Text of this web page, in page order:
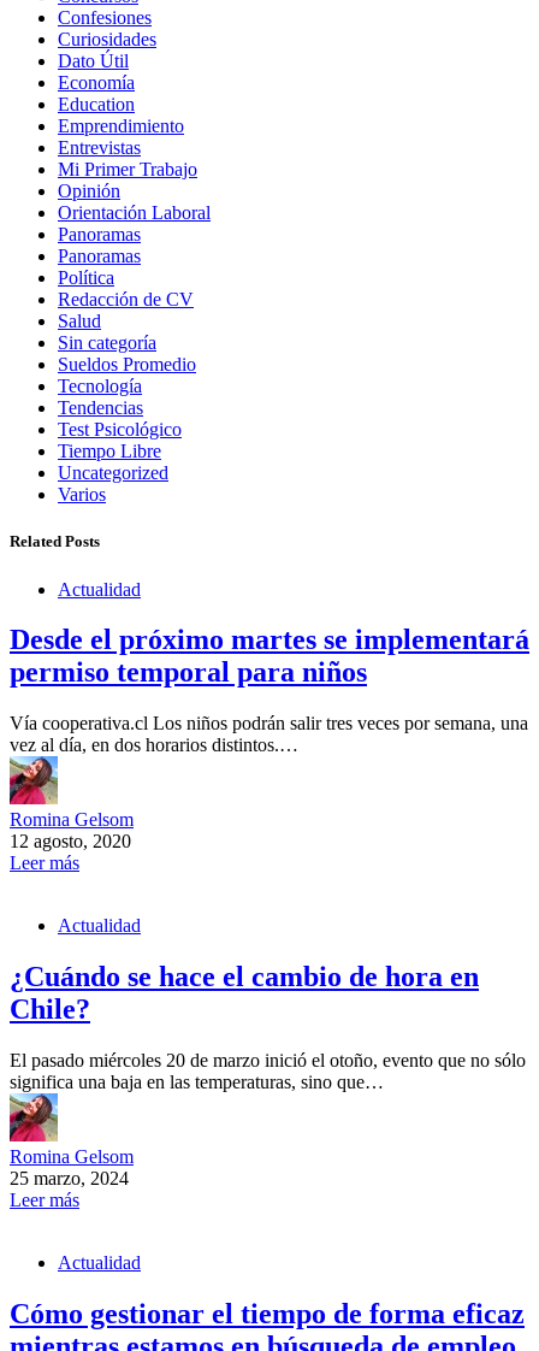
Confesiones
Curiosidades
Dato Útil
Economía
Education
Emprendimiento
Entrevistas
Mi Primer Trabajo
Opinión
Orientación Laboral
Panoramas
Panoramas
Política
Redacción de CV
Salud
Sin categoría
Sueldos Promedio
Tecnología
Tendencias
Test Psicológico
Tiempo Libre
Uncategorized
Varios
Related Posts
Actualidad
Desde el próximo martes se implementará
permiso temporal para niños
Vía cooperativa.cl Los niños podrán salir tres veces por semana, una
vez al día, en dos horarios distintos.…
Romina Gelsom
12 agosto, 2020
Leer más
Actualidad
¿Cuándo se hace el cambio de hora en
Chile?
El pasado miércoles 20 de marzo inició el otoño, evento que no sólo
significa una baja en las temperaturas, sino que…
Romina Gelsom
25 marzo, 2024
Leer más
Actualidad
Cómo gestionar el tiempo de forma eficaz